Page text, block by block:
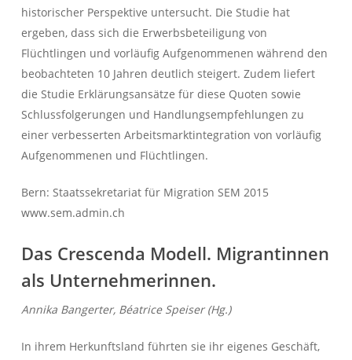
historischer Perspektive untersucht. Die Studie hat
ergeben, dass sich die Erwerbsbeteiligung von
Flüchtlingen und vorläufig Aufgenommenen während den
beobachteten 10 Jahren deutlich steigert. Zudem liefert
die Studie Erklärungsansätze für diese Quoten sowie
Schlussfolgerungen und Handlungsempfehlungen zu
einer verbesserten Arbeitsmarktintegration von vorläufig
Aufgenommenen und Flüchtlingen.
Bern: Staatssekretariat für Migration SEM 2015
www.sem.admin.ch
Das Crescenda Modell. Migrantinnen
als Unternehmerinnen.
Annika Bangerter, Béatrice Speiser (Hg.)
In ihrem Herkunftsland führten sie ihr eigenes Geschäft,